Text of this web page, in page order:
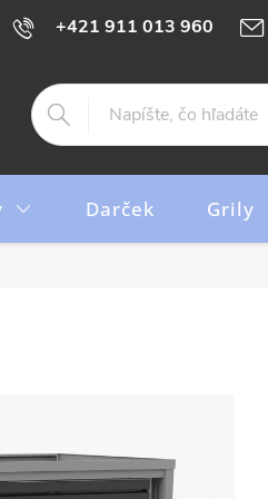
+421 911 013 960
Darček Grily